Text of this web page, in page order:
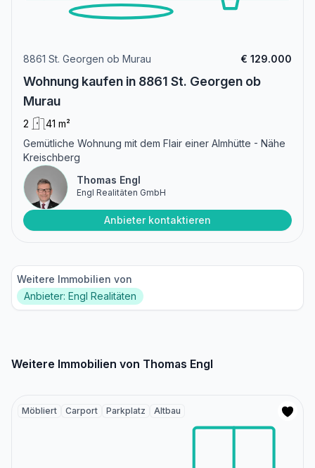
8861 St. Georgen ob Murau € 129.000
Wohnung kaufen in 8861 St. Georgen ob
Murau
2
41 m²
Gemütliche Wohnung mit dem Flair einer Almhütte - Nähe
Kreischberg
Thomas Engl
Engl Realitäten GmbH
Anbieter kontaktieren
Weitere Immobilien von
Anbieter: Engl Realitäten
Weitere Immobilien von Thomas Engl
Möbliert Carport Parkplatz Altbau